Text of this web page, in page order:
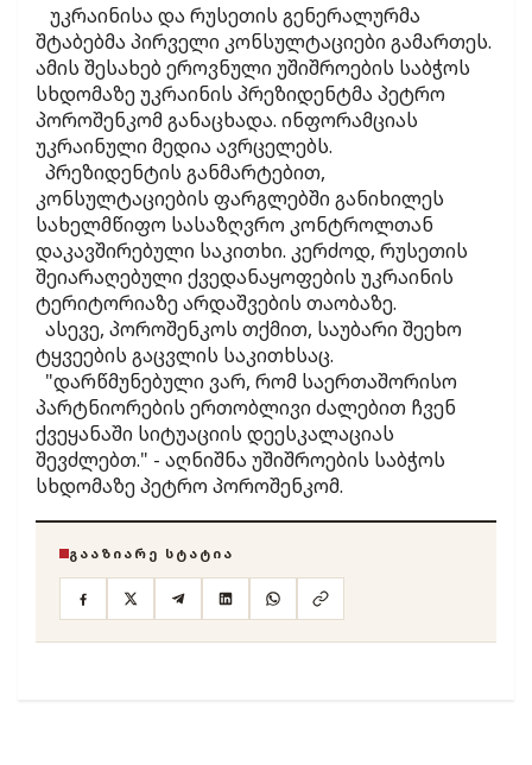
უკრაინისა და რუსეთის გენერალურმა
შტაბებმა პირველი კონსულტაციები გამართეს.
ამის შესახებ ეროვნული უშიშროების საბჭოს
სხდომაზე უკრაინის პრეზიდენტმა პეტრო
პოროშენკომ განაცხადა. ინფორამციას
უკრაინული მედია ავრცელებს.
პრეზიდენტის განმარტებით,
კონსულტაციების ფარგლებში განიხილეს
სახელმწიფო სასაზღვრო კონტროლთან
დაკავშირებული საკითხი. კერძოდ, რუსეთის
შეიარაღებული ქვედანაყოფების უკრაინის
ტერიტორიაზე არდაშვების თაობაზე.
ასევე, პოროშენკოს თქმით, საუბარი შეეხო
ტყვეების გაცვლის საკითხსაც.
"დარწმუნებული ვარ, რომ საერთაშორისო
პარტნიორების ერთობლივი ძალებით ჩვენ
ქვეყანაში სიტუაციის დეესკალაციას
შევძლებთ." - აღნიშნა უშიშროების საბჭოს
სხდომაზე პეტრო პოროშენკომ.
ᲒᲐᲐᲖᲘᲐᲠᲔ ᲡᲢᲐᲢᲘᲐ